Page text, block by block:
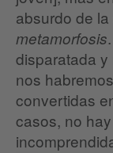
absurdo de
metamorfosis
disparatada y
nos
convertidas
casos, no